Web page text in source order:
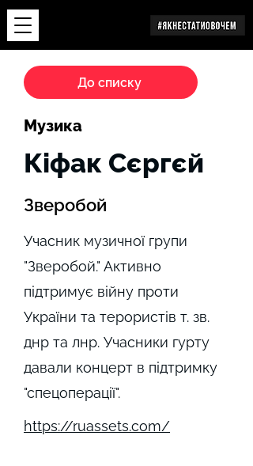
До списку
Музика
Зверобой
Кіфак Сєргєй
Учасник музичної групи
"Зверобой." Активно
підтримує війну проти
України та терористів т. зв.
днр та лнр. Учасники гурту
давали концерт в підтримку
"спецоперації".
https://ruassets.com/